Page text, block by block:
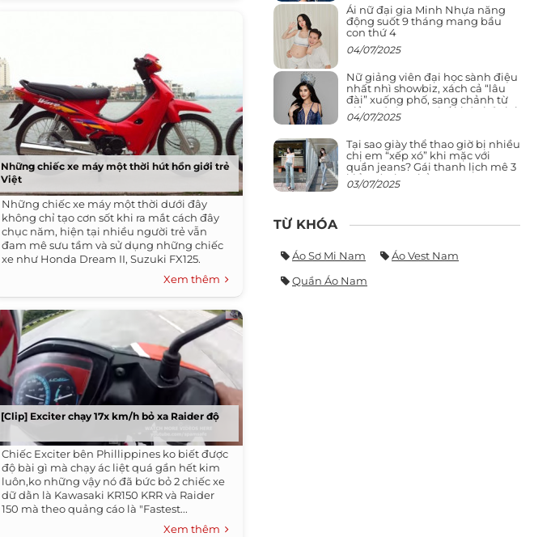
Những chiếc xe máy một thời hút hồn giới trẻ
Việt
Những chiếc xe máy một thời dưới đây
không chỉ tạo cơn sốt khi ra mắt cách đây
chục năm, hiện tại nhiều người trẻ vẫn
đam mê sưu tầm và sử dụng những chiếc
xe như Honda Dream II, Suzuki FX125.
Xem thêm
[Clip] Exciter chạy 17x km/h bỏ xa Raider độ
Chiếc Exciter bên Phillippines ko biết được
độ bài gì mà chạy ác liệt quá gần hết kim
luôn,ko những vậy nó đã bức bỏ 2 chiếc xe
dữ dằn là Kawasaki KR150 KRR và Raider
150 mà theo quảng cáo là "Fastest...
Xem thêm
Ái nữ đại gia Minh Nhựa năng
động suốt 9 tháng mang bầu
con thứ 4
04/07/2025
Nữ giảng viên đại học sành điệu
nhất nhì showbiz, xách cả “lâu
đài” xuống phố, sang chảnh từ
giảng đường ra phố khó ai đọ lại
04/07/2025
Tại sao giày thể thao giờ bị nhiều
chị em “xếp xó” khi mặc với
quần jeans? Gái thanh lịch mê 3
kiểu này hơn hẳn
03/07/2025
TỪ KHÓA
Áo Sơ Mi Nam
Áo Vest Nam
Quần Áo Nam